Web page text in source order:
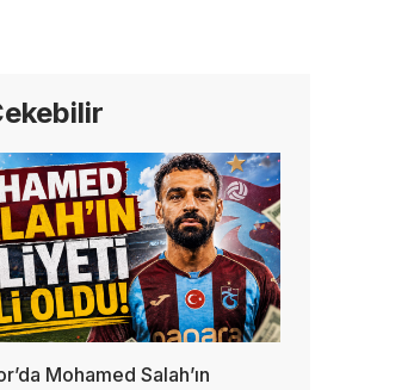
Mohamed Salah’ın